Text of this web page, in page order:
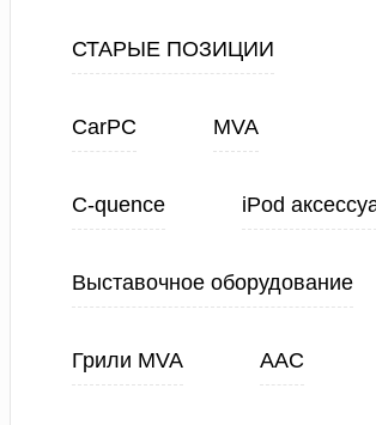
СТАРЫЕ ПОЗИЦИИ
CarPC MVA
C-quence iPod
Выставочное оборудование
Грили MVA ААС